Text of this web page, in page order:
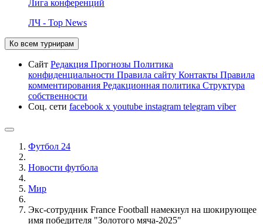
Лига конференций
ЛЧ - Top News
Ко всем турнирам
Сайт Редакция Прогнозы Политика
конфиденциальности Правила сайту Контакты Правила
комментирования Редакционная политика Структура
собственности
Соц. сети facebook x youtube instagram telegram viber
Футбол 24
Новости футбола
Мир
Экс-сотрудник France Football намекнул на шокирующее
имя победителя "Золотого мяча-2025"